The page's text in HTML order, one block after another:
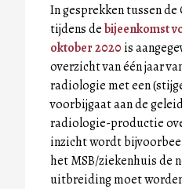
In gesprekken tussen de
tijdens debijeenkomst
oktober 2020 is
overzicht van één jaar
radiologie met een
voorbijgaat aan de
radiologie-productie
inzicht wordt
het MSB/ziekenhuis de
uitbreiding moet